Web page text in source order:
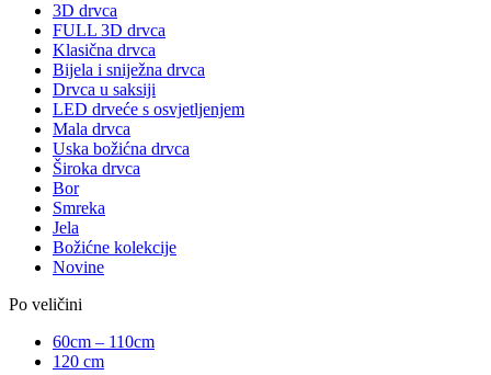
3D drvca
FULL 3D drvca
Klasična drvca
Bijela i sniježna drvca
Drvca u saksiji
LED drveće s osvjetljenjem
Mala drvca
Uska božićna drvca
Široka drvca
Bor
Smreka
Jela
Božićne kolekcije
Novine
Po veličini
60cm – 110cm
120 cm